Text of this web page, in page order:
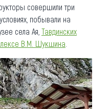
совершили три
побывали на
села Ая, Тавдинских
В.М. Шукшина